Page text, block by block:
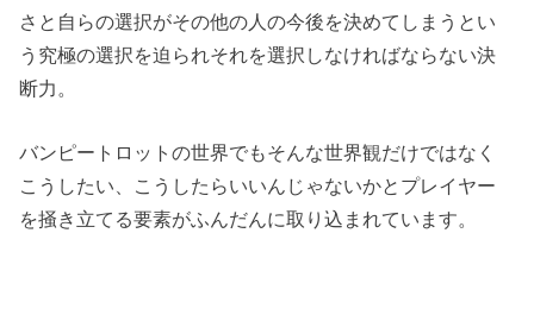
さと自らの選択がその他の人の今後を決めてしまうとい
う究極の選択を迫られそれを選択しなければならない決
断力。
バンピートロットの世界でもそんな世界観だけではなく
こうしたい、こうしたらいいんじゃないかとプレイヤー
を掻き立てる要素がふんだんに取り込まれています。